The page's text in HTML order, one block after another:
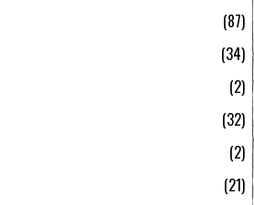
87
34
2
32
2
21